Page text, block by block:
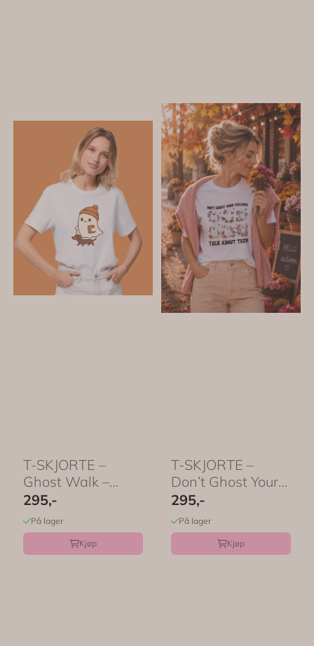
T-SKJORTE –
Ghost Walk –
Festligetrykk
295,-
På lager
Kjøp
T-SKJORTE –
Don’t Ghost Your
Feelings – ...
295,-
På lager
Kjøp